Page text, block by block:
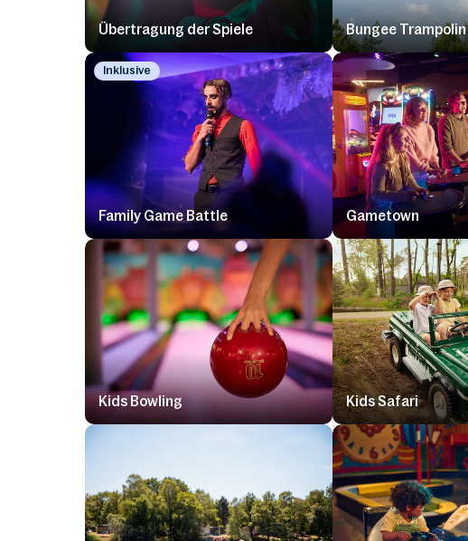
Übertragung der Spiele Bungee Trampolin
Inklusive
Family Game Battle Gametown
Kids Bowling Kids Safari